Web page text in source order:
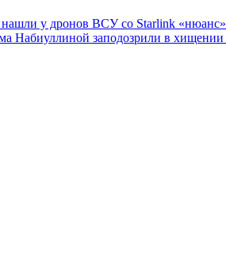
у дронов ВСУ со Starlink «нюанс»
Набиуллиной заподозрили в хищении